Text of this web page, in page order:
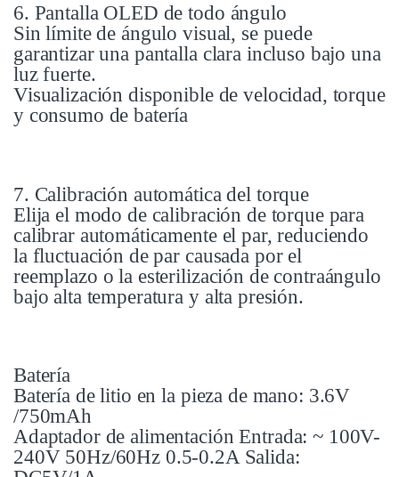
6. Pantalla OLED de todo ángulo
Sin límite de ángulo visual, se puede
garantizar una pantalla clara incluso bajo una
luz fuerte.
Visualización disponible de velocidad, torque
y consumo de batería
7. Calibración automática del torque
Elija el modo de calibración de torque para
calibrar automáticamente el par, reduciendo
la fluctuación de par causada por el
reemplazo o la esterilización de contraángulo
bajo alta temperatura y alta presión.
Batería
Batería de litio en la pieza de mano: 3.6V
/750mAh
Adaptador de alimentación Entrada: ~ 100V-
240V 50Hz/60Hz 0.5-0.2A Salida: